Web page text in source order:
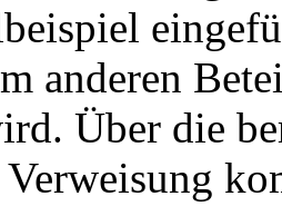
anderen
Über die